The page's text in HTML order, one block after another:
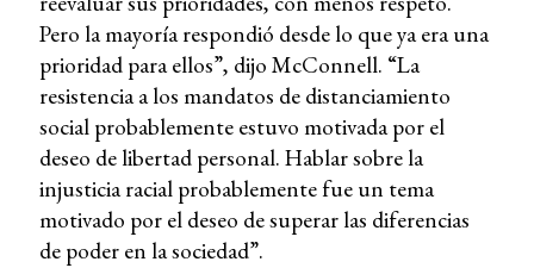
Pero la mayoría respondió desde lo que ya era una
prioridad para ellos”, dijo McConnell. “La
resistencia a los mandatos de distanciamiento
social probablemente estuvo motivada por el
deseo de libertad personal. Hablar sobre la
injusticia racial probablemente fue un tema
motivado por el deseo de superar las diferencias
de poder en la sociedad”.